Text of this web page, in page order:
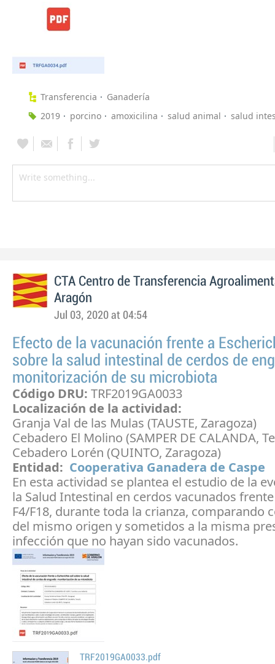
Transferencia
Ganadería
2019
porcino amoxicilina salud animal salud
CTA Centro de Transferencia
Aragón
Jul 03, 2020 at 04:54
Efecto de la vacunación frente a
sobre la salud intestinal de cerdos de
monitorización de su microbiota
Código DRU: TRF2019GA0033
Localización de la actividad:
Granja Val de las Mulas (TAUSTE, Zaragoza)
Cebadero El Molino (SAMPER DE CALANDA,
Cebadero Lorén (QUINTO, Zaragoza)
Entidad: Cooperativa Ganadera de Caspe
En esta actividad se plantea el estudio de la
la Salud Intestinal en cerdos vacunados frente
F4/F18, durante toda la crianza, comparando
del mismo origen y sometidos a la misma
infección que no hayan sido vacunados.
TRF2019GA0033.pdf